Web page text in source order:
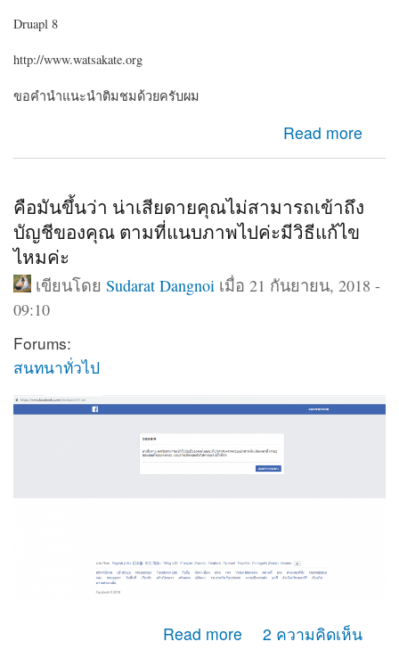
Druapl 8
http://www.watsakate.org
ขอคำนำแนะนำติมชมด้วยครับผม
Read more
คือมันขึ้นว่า น่าเสียดายคุณไม่สามารถเข้าถึง
บัญชีของคุณ ตามที่แนบภาพไปค่ะมีวิธีแก้ไข
ไหมค่ะ
เขียนโดย Sudarat Dangnoi เมื่อ 21 กันยายน, 2018 -
09:10
Forums:
สนทนาทั่วไป
Read more
about คือมันขึ้นว่า น่าเสียดายคุณไม่สามารถเข้าถึงบัญชี
2 ความคิดเห็น